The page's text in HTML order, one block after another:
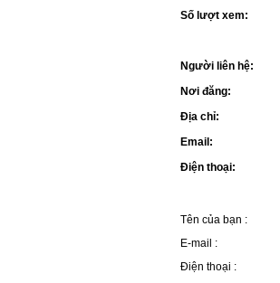
Số lượt xem:
Người liên hệ:
Nơi đăng:
Địa chỉ:
Email:
Điện thoại:
Tên của bạn :
E-mail :
Điện thoại :